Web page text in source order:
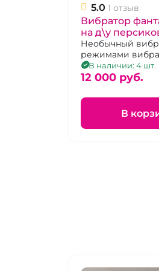
5.0 1 отзыв
Вибратор
на д\у
голубой
Необычный
режимами
пультом
управления.
В наличии: 4 шт.
12 000 pуб.
В